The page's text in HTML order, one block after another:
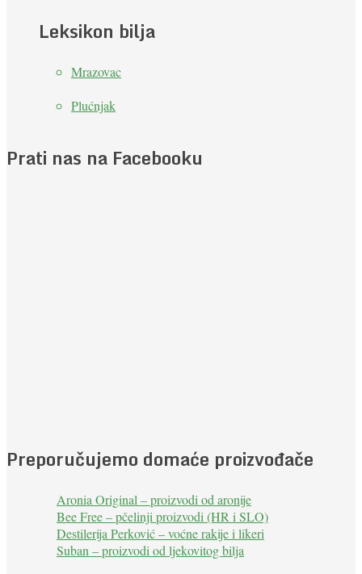
Leksikon bilja
Mrazovac
Plućnjak
Prati nas na Facebooku
Preporučujemo domaće proizvođače
Aronia Original – proizvodi od aronije
Bee Free – pčelinji proizvodi (HR i SLO)
Destilerija Perković – voćne rakije i likeri
Suban – proizvodi od ljekovitog bilja